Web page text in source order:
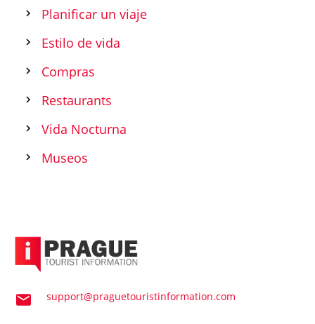
Planificar un viaje
Estilo de vida
Compras
Restaurants
Vida Nocturna
Museos
support@praguetouristinformation.com